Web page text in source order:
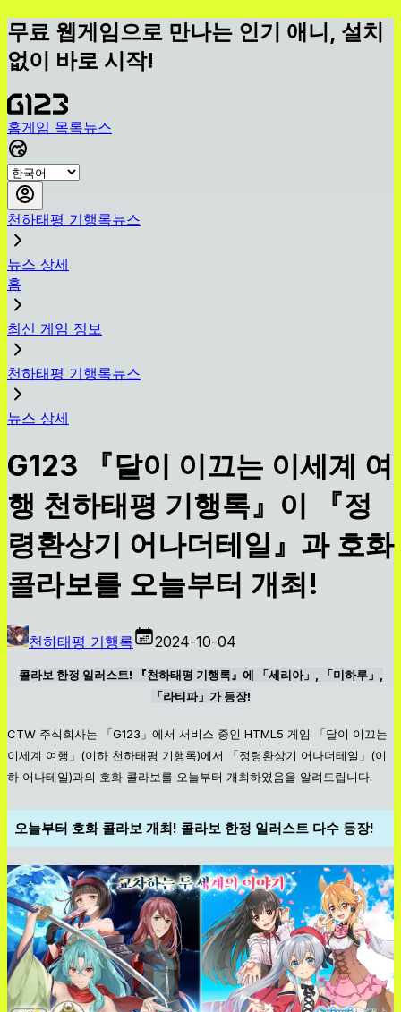
무료 웹게임으로 만나는 인기 애니, 설치
없이 바로 시작!
홈게임 목록뉴스
천하태평 기행록뉴스
뉴스 상세
홈
최신 게임 정보
천하태평 기행록뉴스
뉴스 상세
G123 『달이 이끄는 이세계 여
행 천하태평 기행록』이 『정
령환상기 어나더테일』과 호화
콜라보를 오늘부터 개최!
천하태평 기행록 2024-10-04
콜라보 한정 일러스트! 『천하태평 기행록』에 「세리아」, 「미하루」,
「라티파」가 등장!
CTW 주식회사는 「G123」에서 서비스 중인 HTML5 게임 「달이 이끄는
이세계 여행」(이하 천하태평 기행록)에서 「정령환상기 어나더테일」(이
하 어나테일)과의 호화 콜라보를 오늘부터 개최하였음을 알려드립니다.
오늘부터 호화 콜라보 개최! 콜라보 한정 일러스트 다수 등장!